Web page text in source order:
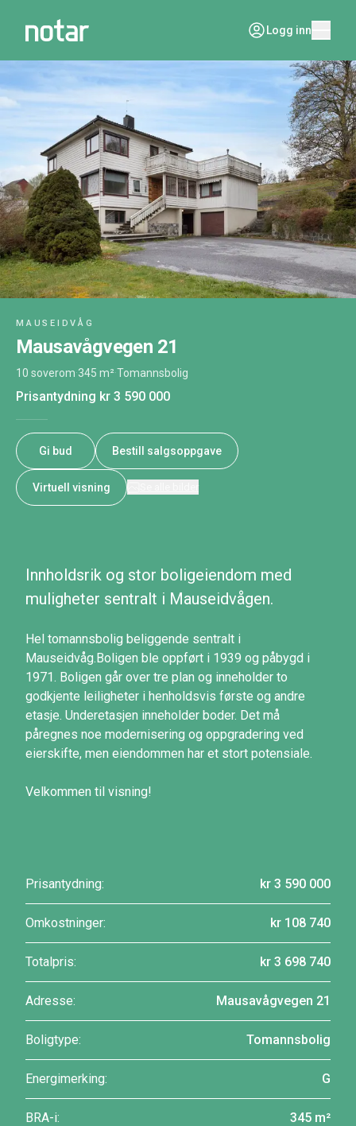
Logg inn
MAUSEIDVÅG
Mausavågvegen 21
10 soverom·345 m²·Tomannsbolig
Prisantydning kr 3 590 000
Gi bud Bestill salgsoppgave
Virtuell visning
Innholdsrik og stor boligeiendom med
muligheter sentralt i Mauseidvågen.
Hel tomannsbolig beliggende sentralt i
Mauseidvåg.Boligen ble oppført i 1939 og påbygd i
1971. Boligen går over tre plan og inneholder to
godkjente leiligheter i henholdsvis første og andre
etasje. Underetasjen inneholder boder. Det må
påregnes noe modernisering og oppgradering ved
eierskifte, men eiendommen har et stort potensiale.
Velkommen til visning!
Prisantydning: kr 3 590 000
Omkostninger: kr 108 740
Totalpris: kr 3 698 740
Adresse: Mausavågvegen 21
Boligtype: Tomannsbolig
Energimerking: G
BRA-i: 345 m²